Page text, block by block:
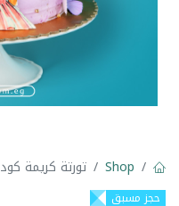
Shop تورتة كريمة كود 166
حجز مسبق